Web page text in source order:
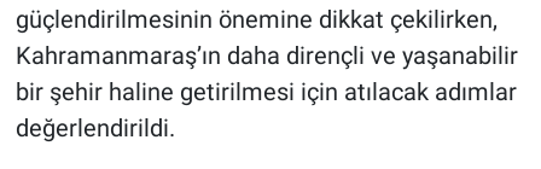
güçlendirilmesinin önemine dikkat çekilirken,
Kahramanmaraş’ın daha dirençli ve yaşanabilir
bir şehir haline getirilmesi için atılacak adımlar
değerlendirildi.